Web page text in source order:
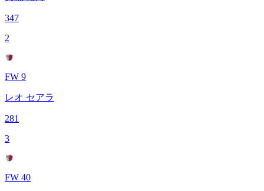
347
2
FW 9
レオ セアラ
281
3
FW 40